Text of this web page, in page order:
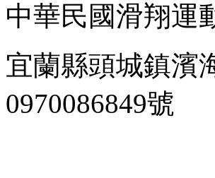
中華民國滑翔運
宜蘭縣頭城鎮
0970086849號